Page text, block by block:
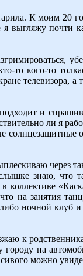
К моим 20
я выгляжу почти
то кого-то
телевизора, а
и
ли я
солнцезащитные
через
знаю, что
коллективе
на занятия
ночной клуб
к
на
можно